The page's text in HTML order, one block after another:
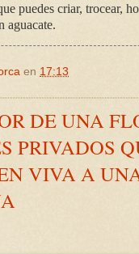
puedes criar, trocear,
aguacate.
en 17:13
DE UNA
PRIVADOS
VIVA A